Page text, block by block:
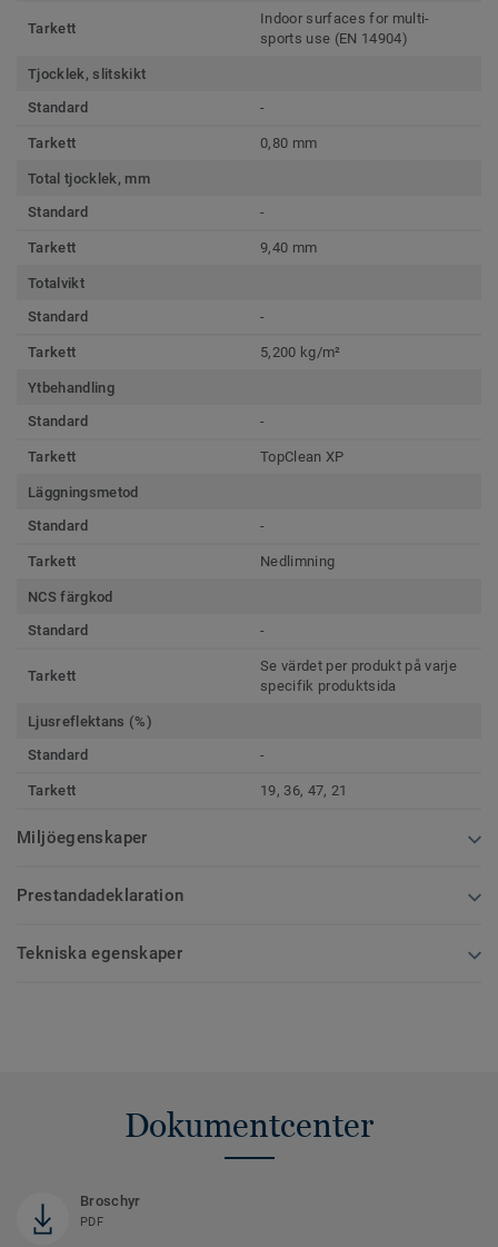
Tarkett
Indoor surfaces for multi-
sports use (EN 14904)
Tjocklek, slitskikt
Standard
-
Tarkett 0,80 mm
Total tjocklek, mm
Standard
-
Tarkett 9,40 mm
Totalvikt
Standard
-
Tarkett 5,200 kg/m²
Ytbehandling
Standard
-
Tarkett TopClean XP
Läggningsmetod
Standard
-
Tarkett Nedlimning
NCS färgkod
Standard
-
Tarkett
Se värdet per produkt på varje
specifik produktsida
Ljusreflektans (%)
Standard
-
Tarkett 19, 36, 47, 21
Miljöegenskaper
Prestandadeklaration
Tekniska egenskaper
Dokumentcenter
Broschyr
PDF